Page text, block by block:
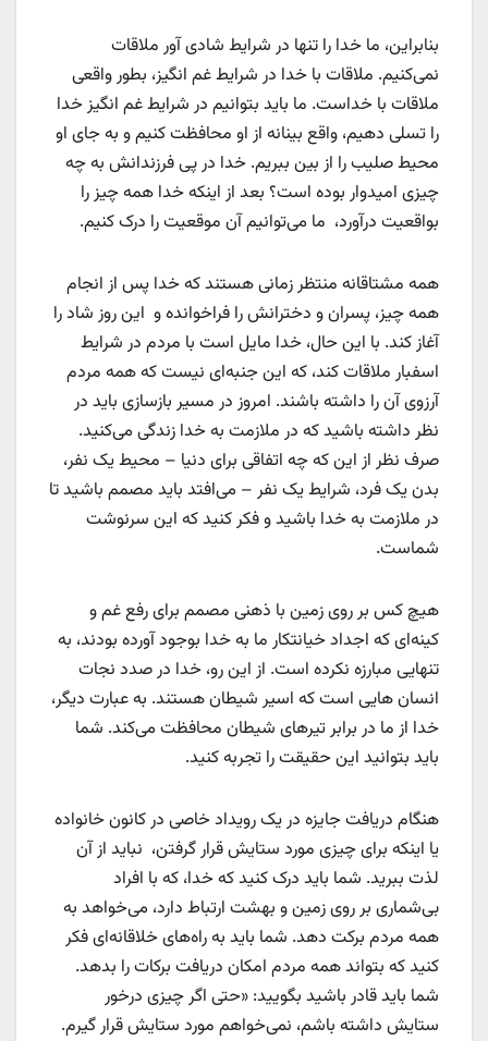
بنابراین، ما خدا را تنها در شرایط شادی آور ملاقات
نمی‌کنیم. ملاقات با خدا در شرایط غم انگیز، بطور واقعی
ملاقات با خداست. ما باید بتوانیم در شرایط غم انگیز خدا
را تسلی دهیم، واقع بینانه از او محافظت کنیم و به جای او
محیط صلیب را از بین ببریم. خدا در پی فرزندانش به چه
چیزی امیدوار بوده است؟ بعد از اینکه خدا همه چیز را
بواقعیت درآورد، ما می‌توانیم آن موقعیت را درک کنیم.
همه مشتاقانه منتظر زمانی هستند که خدا پس از انجام
همه چیز، پسران و دخترانش را فراخوانده و این روز شاد را
آغاز کند. با این حال، خدا مایل است با مردم در شرایط
اسفبار ملاقات کند، که این جنبه‌ای نیست که همه مردم
آرزوی آن را داشته باشند. امروز در مسیر بازسازی باید در
نظر داشته باشید که در ملازمت به خدا زندگی می‌کنید.
صرف نظر از این که چه اتفاقی برای دنیا – محیط یک نفر،
بدن یک فرد، شرایط یک نفر – می‌افتد باید مصمم باشید تا
در ملازمت به خدا باشید و فکر کنید که این سرنوشت
شماست.
هیچ کس بر روی زمین با ذهنی مصمم برای رفع غم و
کینه‌‌ای که اجداد خیانتکار ما به خدا بوجود آورده بودند، به
تنهایی مبارزه نکرده است. از این رو، خدا در صدد نجات
انسان هایی است که اسیر شیطان هستند. به عبارت دیگر،
خدا از ما در برابر تیرهای شیطان محافظت می‌کند. شما
باید بتوانید این حقیقت را تجربه کنید.
هنگام دریافت جایزه در یک رویداد خاصی در کانون خانواده
یا اینکه برای چیزی مورد ستایش قرار گرفتن، نباید از آن
لذت ببرید. شما باید درک کنید که خدا، که با افراد
بی‌شماری بر روی زمین و بهشت ارتباط دارد، می‌خواهد به
همه مردم برکت دهد. شما باید به راه‌های خلاقانه‌ای فکر
کنید که بتواند همه مردم امکان دریافت برکات را بدهد.
شما باید قادر باشید بگویید: «حتی اگر چیزی درخور
ستایش داشته باشم، نمی‌خواهم مورد ستایش قرار گیرم.